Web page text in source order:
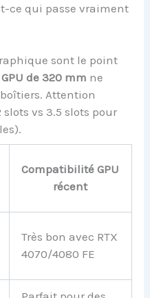
ce qui passe vraiment
sont le point
GPU de 320 mm ne
Attention
vs 3.5 slots pour
Compatibilité GPU
récent
Très bon avec RTX
4070/4080 FE